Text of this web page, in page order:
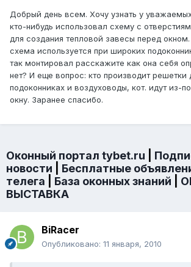
Добрый день всем. Хочу узнать у
кто-нибудь использовал схему с
для создания тепловой завесы перед окном.
схема используется при широких
так монтировал расскажите как она себя
нет? И еще вопрос: кто производит решетки
подоконниках и воздуховоды, кот. идут из-
окну. Заранее спасибо.
Оконный портал tybet.ru
новости
Бесплатные
телега
База оконных знаний
ВЫСТАВКА
BiRacer
Опубликовано: 11 января, 2010